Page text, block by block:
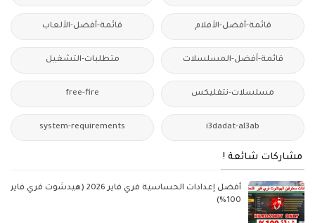
قائمة-أفضل-الأفلام قائمة-أفضل-الألعاب
قائمة-أفضل-المسلسلات متطلبات-التشغيل
مسلسلات-نتفليكس free-fire
i3dadat-al3ab
system-requirements
مشاركات شائعة !
أفضل إعدادات الحساسية فري فاير 2026 (هيدشوت فري فاير
100%)